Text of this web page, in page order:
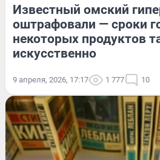
Известный омский
оштрафовали — сроки
некоторых продуктов
искусственно
9 апреля, 2026, 17:17 1 777 10